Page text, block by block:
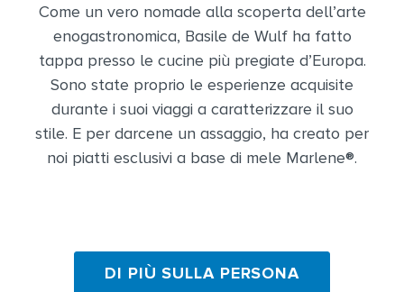
Come un vero nomade alla scoperta dell’arte
enogastronomica, Basile de Wulf ha fatto
tappa presso le cucine più pregiate d’Europa.
Sono state proprio le esperienze acquisite
durante i suoi viaggi a caratterizzare il suo
stile. E per darcene un assaggio, ha creato per
noi piatti esclusivi a base di mele Marlene®.
DI PIÙ SULLA PERSONA